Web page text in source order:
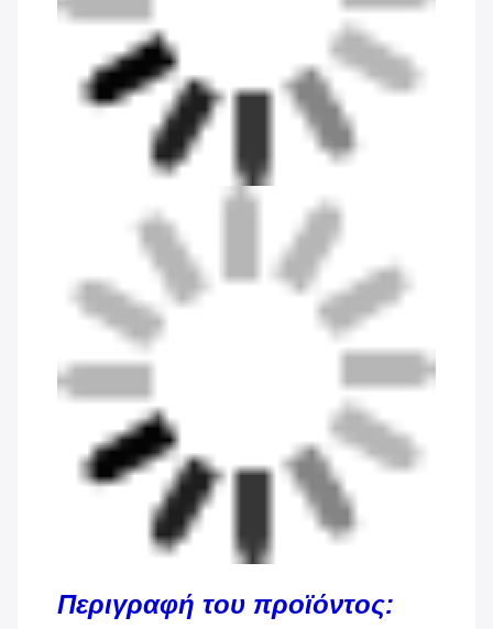
Περιγραφή του προϊόντος: